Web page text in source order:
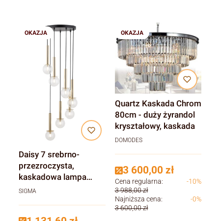
OKAZJA
Daisy 7 srebrno-
przezroczysta,
kaskadowa lampa
wisząca srebrna
SIGMA
OKAZJA
Quartz Kaskada Chrom
80cm - duży żyrandol
kryształowy, kaskada
DOMODES
3 600,00 zł
Cena regularna:
3 988,00 zł
-10%
Najniższa cena:
3 600,00 zł
-0%